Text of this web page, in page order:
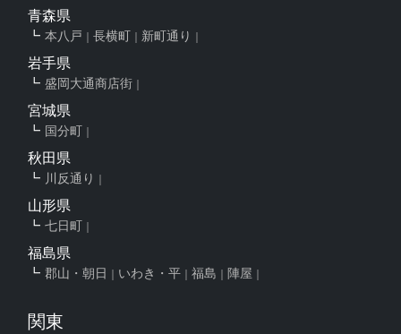
青森県
本八戸 長横町 新町通り
岩手県
盛岡大通商店街
宮城県
国分町
秋田県
川反通り
山形県
七日町
福島県
郡山・朝日 いわき・平 福島 陣屋
関東